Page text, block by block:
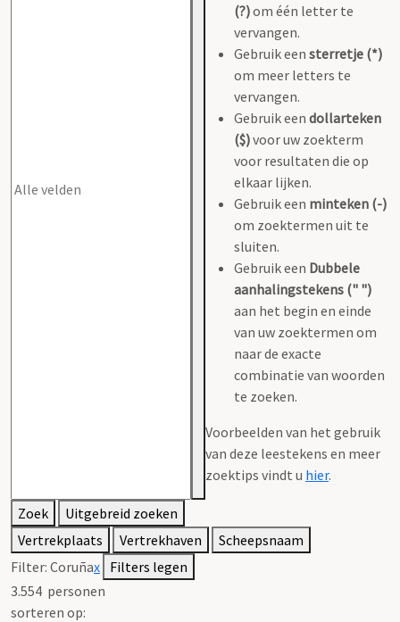
(?)om één letter te
vervangen.
Gebruik een sterretje (*)
om meer letters te
vervangen.
Gebruik een dollarteken
($)voor uw zoekterm
voor resultaten die op
elkaar lijken.
Gebruik een minteken (-)
om zoektermen uit te
sluiten.
Gebruik een Dubbele
aanhalingstekens (" ")
aan het begin en einde
van uw zoektermen om
naar de exacte
combinatie van woorden
te zoeken.
Voorbeelden van het gebruik
van deze leestekens en meer
zoektips vindt u hier.
Zoek
Uitgebreid zoeken
Vertrekplaats
Vertrekhaven
Scheepsnaam
Filter: Coruñax Filters legen
3.554 personen
sorteren op: